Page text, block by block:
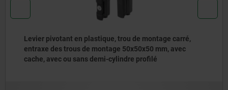
Levier pivotant en plastique, trou de montage carré,
entraxe des trous de montage 50x50x50 mm, avec
cache, avec ou sans demi-cylindre profilé